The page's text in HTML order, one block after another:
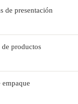
de presentación
de productos
empaque